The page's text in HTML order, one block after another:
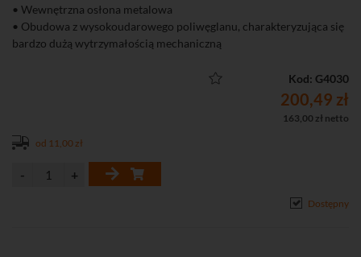
• Wewnętrzna osłona metalowa
• Obudowa z wysokoudarowego poliwęglanu, charakteryzująca się
bardzo dużą wytrzymałością mechaniczną
• Poziom natężenia dźwięku (z odległości 1 m): do 120 dB
Kod: G4030
200,49 zł
163,00 zł netto
od 11,00 zł
Dostępny